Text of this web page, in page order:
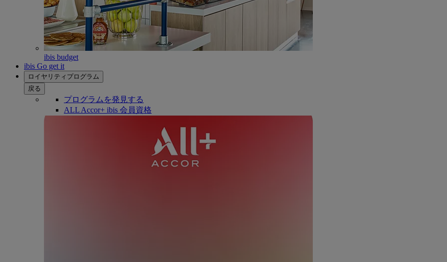
ibis budget
ibis Go get it
ロイヤリティプログラム
戻る
プログラムを発見する
ALL Accor+ ibis 会員資格